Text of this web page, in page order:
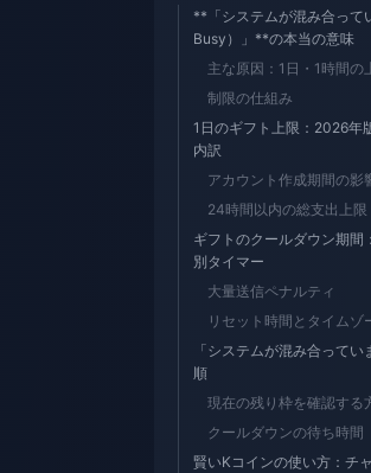
**「システムが混み合って
Busy）」**の本当の意味
主な原因：1日・1時間の
制限の仕組み
1日のギフト上限：2026年
内訳
アカウント作成期間の影
24時間以内の総支出上限
ギフトのクールダウン期間
別タイマー
大量送信ペナルティ
リセット時間とタイムゾ
「システムが混み合って
順
現在の残り枠を確認する
クールダウンの待ち時間
賢いKコインの使い方：チ